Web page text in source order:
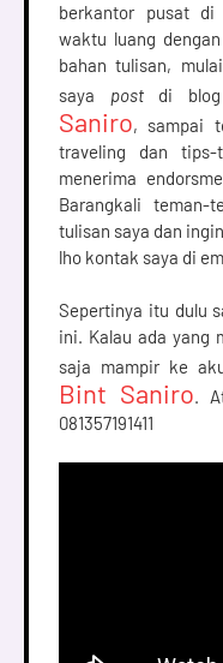
berkantor pusat di
waktu luang
bahan tulisan,
saya post di blog
Saniro, sampai
traveling dan
menerima
Barangkali teman-
tulisan saya dan
lho kontak saya di
Sepertinya itu dulu
ini. Kalau ada yang
saja mampir ke
Bint Saniro.
081357191411